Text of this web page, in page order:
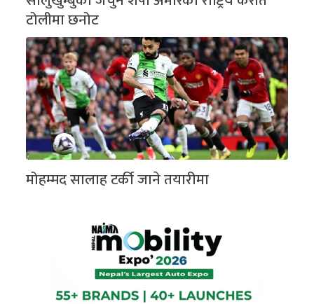
टोलीमा छनोट
मोहम्मद सालाह टर्की जाने तयारीमा